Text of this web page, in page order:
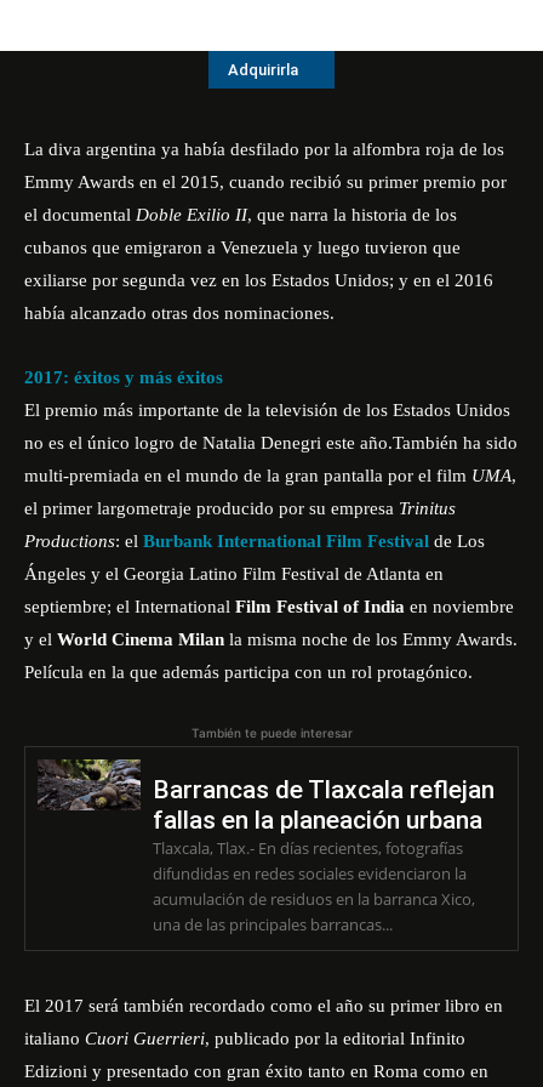
Adquirirla
La diva argentina ya había desfilado por la alfombra roja de los
Emmy Awards en el 2015, cuando recibió su primer premio por
el documental Doble Exilio II, que narra la historia de los
cubanos que emigraron a Venezuela y luego tuvieron que
exiliarse por segunda vez en los Estados Unidos; y en el 2016
había alcanzado otras dos nominaciones.
2017: éxitos y más éxitos
El premio más importante de la televisión de los Estados Unidos
no es el único logro de Natalia Denegri este año.También ha sido
multi-premiada en el mundo de la gran pantalla por el film UMA,
el primer largometraje producido por su empresa Trinitus
Productions: el Burbank International Film Festival de Los
Ángeles y el Georgia Latino Film Festival de Atlanta en
septiembre; el International Film Festival of India en noviembre
y el World Cinema Milan la misma noche de los Emmy Awards.
Película en la que además participa con un rol protagónico.
También te puede interesar
Barrancas de Tlaxcala reflejan
fallas en la planeación urbana
Tlaxcala, Tlax.- En días recientes, fotografías
difundidas en redes sociales evidenciaron la
acumulación de residuos en la barranca Xico,
una de las principales barrancas...
El 2017 será también recordado como el año su primer libro en
italiano Cuori Guerrieri, publicado por la editorial Infinito
Edizioni y presentado con gran éxito tanto en Roma como en